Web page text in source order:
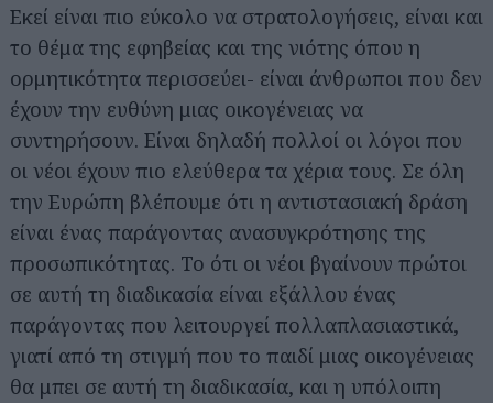
Εκεί είναι πιο εύκολο να στρατολογήσεις, είναι και
το θέμα της εφηβείας και της νιότης όπου η
ορμητικότητα περισσεύει- είναι άνθρωποι που δεν
έχουν την ευθύνη μιας οικογένειας να
συντηρήσουν. Είναι δηλαδή πολλοί οι λόγοι που
οι νέοι έχουν πιο ελεύθερα τα χέρια τους. Σε όλη
την Ευρώπη βλέπουμε ότι η αντιστασιακή δράση
είναι ένας παράγοντας ανασυγκρότησης της
προσωπικότητας. Το ότι οι νέοι βγαίνουν πρώτοι
σε αυτή τη διαδικασία είναι εξάλλου ένας
παράγοντας που λειτουργεί πολλαπλασιαστικά,
γιατί από τη στιγμή που το παιδί μιας οικογένειας
θα μπει σε αυτή τη διαδικασία, και η υπόλοιπη